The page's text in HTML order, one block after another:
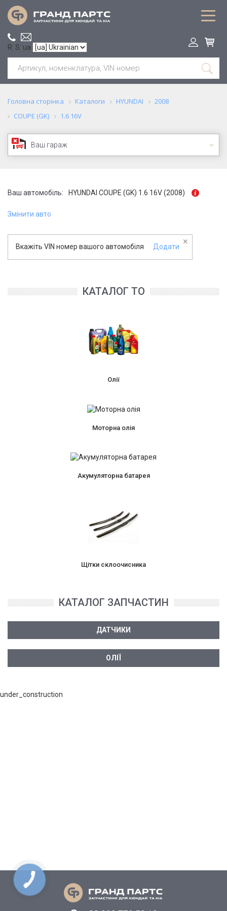
R: S: ua
Головна сторінка Каталоги HYUNDAI
2008
COUPE (GK)
1.6 16V
Ваш гараж
Ваш автомобіль: HYUNDAI COUPE (GK) 1.6 16V (2008)
Змінити авто
Вкажіть VIN номер вашого автомобіля Додати
×
КАТАЛОГ ТО
Олії
Моторна олія
Акумуляторна батарея
Щітки склоочисника
КАТАЛОГ ЗАПЧАСТИН
ДАТЧИКИ
ОЛІЇ
under_construction